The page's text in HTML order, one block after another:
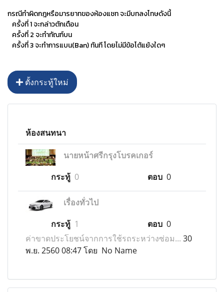
กรณีทำผิดกฎหรือมารยาทของห้องแชท จะมีบทลงโทษดังนี้
ครั้งที่ 1 จะกล่าวตักเตือน
ครั้งที่ 2 จะทำทัณฑ์บน
ครั้งที่ 3 จะทำการแบน(Ban) ทันที โดยไม่มีข้อโต้แย้งใดๆ
ตั้งกระทู้ใหม่
ห้องสนทนา
นายหน้าศรีกรุงโบรคเกอร์
กระทู้ 0 ตอบ 0
เรื่องทั่วไป
กระทู้ 1 ตอบ 0
ค่าขาดประโยชน์จากการใช้รถระหว่างซ่อม... 30
พ.ย. 2560 08:47 โดย No Name